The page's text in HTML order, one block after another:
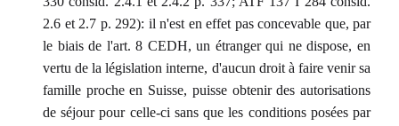
2.6 et 2.7 p. 292): il n'est en effet pas concevable que, par
le biais de l'art. 8 CEDH, un étranger qui ne dispose, en
vertu de la législation interne, d'aucun droit à faire venir sa
famille proche en Suisse, puisse obtenir des autorisations
de séjour pour celle-ci sans que les conditions posées par